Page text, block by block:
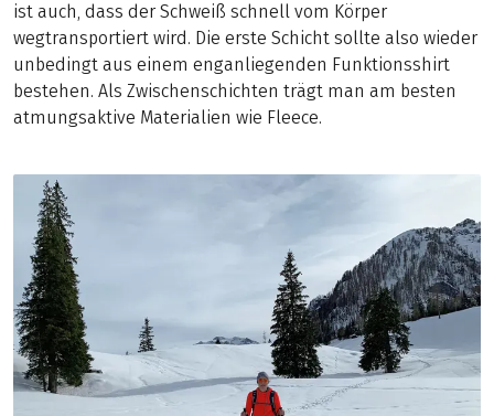
ist auch, dass der Schweiß schnell vom Körper
wegtransportiert wird. Die erste Schicht sollte also wieder
unbedingt aus einem enganliegenden Funktionsshirt
bestehen. Als Zwischenschichten trägt man am besten
atmungsaktive Materialien wie Fleece.